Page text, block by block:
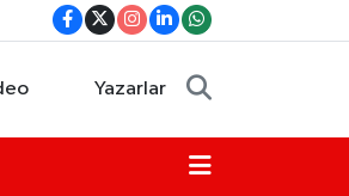
Yazarlar